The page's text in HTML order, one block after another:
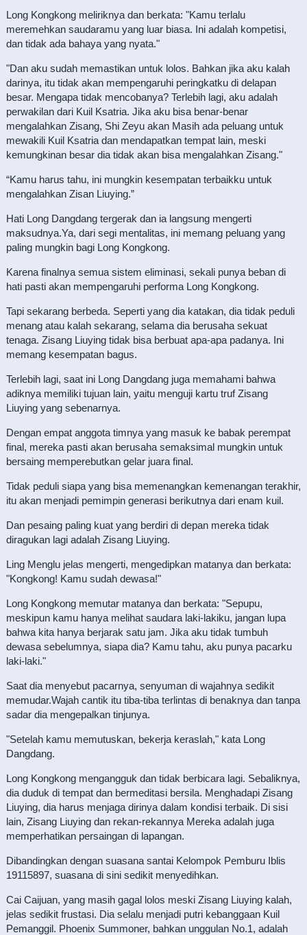
Long Kongkong meliriknya dan berkata: "Kamu terlalu
meremehkan saudaramu yang luar biasa. Ini adalah kompetisi,
dan tidak ada bahaya yang nyata."
"Dan aku sudah memastikan untuk lolos. Bahkan jika aku kalah
darinya, itu tidak akan mempengaruhi peringkatku di delapan
besar. Mengapa tidak mencobanya? Terlebih lagi, aku adalah
perwakilan dari Kuil Ksatria. Jika aku bisa benar-benar
mengalahkan Zisang, Shi Zeyu akan Masih ada peluang untuk
mewakili Kuil Ksatria dan mendapatkan tempat lain, meski
kemungkinan besar dia tidak akan bisa mengalahkan Zisang."
“Kamu harus tahu, ini mungkin kesempatan terbaikku untuk
mengalahkan Zisan Liuying.”
Hati Long Dangdang tergerak dan ia langsung mengerti
maksudnya.Ya, dari segi mentalitas, ini memang peluang yang
paling mungkin bagi Long Kongkong.
Karena finalnya semua sistem eliminasi, sekali punya beban di
hati pasti akan mempengaruhi performa Long Kongkong.
Tapi sekarang berbeda. Seperti yang dia katakan, dia tidak peduli
menang atau kalah sekarang, selama dia berusaha sekuat
tenaga. Zisang Liuying tidak bisa berbuat apa-apa padanya. Ini
memang kesempatan bagus.
Terlebih lagi, saat ini Long Dangdang juga memahami bahwa
adiknya memiliki tujuan lain, yaitu menguji kartu truf Zisang
Liuying yang sebenarnya.
Dengan empat anggota timnya yang masuk ke babak perempat
final, mereka pasti akan berusaha semaksimal mungkin untuk
bersaing memperebutkan gelar juara final.
Tidak peduli siapa yang bisa memenangkan kemenangan terakhir,
itu akan menjadi pemimpin generasi berikutnya dari enam kuil.
Dan pesaing paling kuat yang berdiri di depan mereka tidak
diragukan lagi adalah Zisang Liuying.
Ling Menglu jelas mengerti, mengedipkan matanya dan berkata:
"Kongkong! Kamu sudah dewasa!"
Long Kongkong memutar matanya dan berkata: "Sepupu,
meskipun kamu hanya melihat saudara laki-lakiku, jangan lupa
bahwa kita hanya berjarak satu jam. Jika aku tidak tumbuh
dewasa sebelumnya, siapa dia? Kamu tahu, aku punya pacarku
laki-laki."
Saat dia menyebut pacarnya, senyuman di wajahnya sedikit
memudar.Wajah cantik itu tiba-tiba terlintas di benaknya dan tanpa
sadar dia mengepalkan tinjunya.
"Setelah kamu memutuskan, bekerja keraslah," kata Long
Dangdang.
Long Kongkong mengangguk dan tidak berbicara lagi. Sebaliknya,
dia duduk di tempat dan bermeditasi bersila. Menghadapi Zisang
Liuying, dia harus menjaga dirinya dalam kondisi terbaik. Di sisi
lain, Zisang Liuying dan rekan-rekannya Mereka adalah juga
memperhatikan persaingan di lapangan.
Dibandingkan dengan suasana santai Kelompok Pemburu Iblis
19115897, suasana di sini sedikit menyedihkan.
Cai Caijuan, yang masih gagal lolos meski Zisang Liuying kalah,
jelas sedikit frustasi. Dia selalu menjadi putri kebanggaan Kuil
Pemanggil. Phoenix Summoner, bahkan unggulan No.1, adalah